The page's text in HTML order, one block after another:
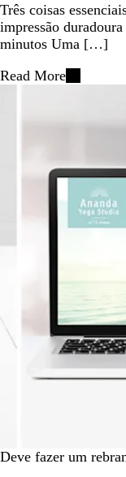
Três coisas
impressão
minutos Uma […]
Read More
Deve fazer um